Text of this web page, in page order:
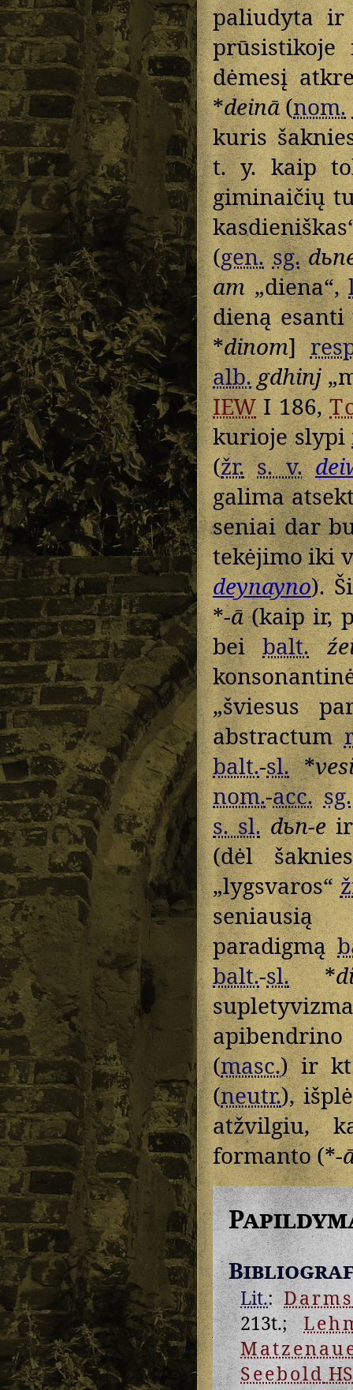
paliudyta
dėmesį
*deinā(nom.
kuris
t. y. kaip
giminaičių
(gen. sg.
am„diena“,
dieną
*dinom]
alb.gdhinj
IEWI 186,
kurioje slypi
(žr. s. v.
galima
seniai dar
tekėjimo iki
deynayno).
*-ā(kaip ir,
beibalt.
„šviesus
abstractum
balt.-sl.*
nom.-acc. sg.
s. sl. dьn-eir
(dėl
„lygsvaros“
seniausią
paradigmą
balt.-sl.*
(masc.) ir
(neutr.),
atžvilgiu,
formanto (*-
Lit.:Darms
213t.;
Seebold